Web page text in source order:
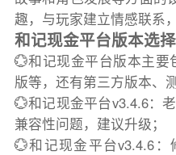
趣，与玩家建立情感联系
和记现金平台版本选
💮和记现金平台版本主
版等，还有第三方版本、
💮和记现金平台v3.4.6：
兼容性问题，建议升级；
💮和记现金平台v3.4.6